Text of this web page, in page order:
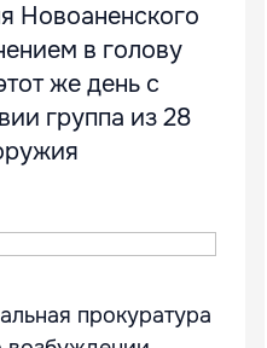
Новоаненского
в голову
же день с
группа из 28
прокуратура